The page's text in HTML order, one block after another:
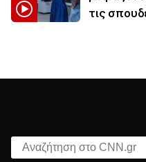
τις
Αναζήτηση στο CNN.gr